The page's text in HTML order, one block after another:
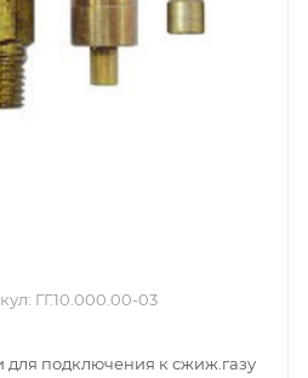
ГГ.10.000.00-03
для подключения к сжиж.газу